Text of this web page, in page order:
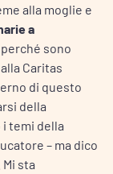
alla moglie e
a
sono
Caritas
di questo
della
i temi della
– ma dico
sta